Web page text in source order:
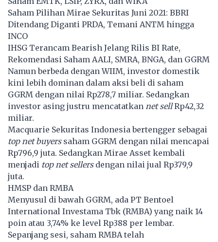
Saham Pilihan Mirae Sekuritas Juni 2021: BBRI
Ditendang Diganti PRDA, Temani ANTM hingga
INCO
IHSG Terancam Bearish Jelang Rilis BI Rate,
Rekomendasi Saham AALI, SMRA, BNGA, dan GGRM
Namun berbeda dengan WIIM, investor domestik
kini lebih dominan dalam aksi beli di saham
GGRM dengan nilai Rp278,7 miliar. Sedangkan
investor asing justru mencatatkan net sellRp42,32
miliar.
Macquarie Sekuritas Indonesia bertengger sebagai
top net buyerssaham GGRM dengan nilai mencapai
Rp796,9 juta. Sedangkan Mirae Asset kembali
menjadi top net sellersdengan nilai jual Rp379,9
juta.
HMSP dan RMBA
Menyusul di bawah GGRM, ada PT Bentoel
International Investama Tbk (RMBA) yang naik 14
poin atau 3,74% ke level Rp388 per lembar.
Sepanjang sesi, saham RMBA telah